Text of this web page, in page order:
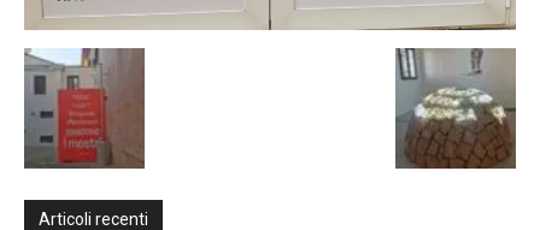
Articoli recenti